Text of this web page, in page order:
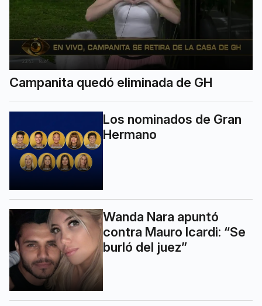
Campanita quedó eliminada de GH
Los nominados de Gran
Hermano
Wanda Nara apuntó
contra Mauro Icardi: “Se
burló del juez”